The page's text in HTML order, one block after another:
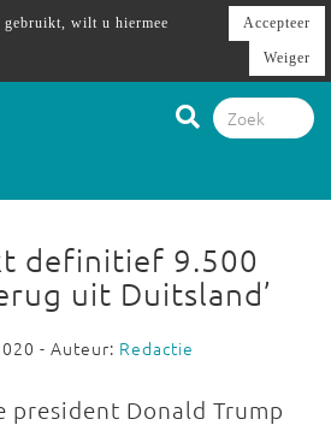
definitief 9.500
uit Duitsland’
- Auteur: Redactie
president Donald Trump
gebruikt, wilt u hiermee
Accepteer
Weiger